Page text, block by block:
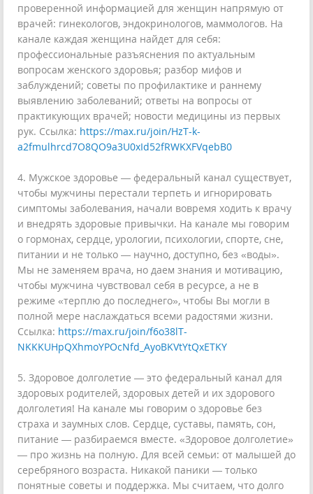
проверенной информацией для женщин напрямую от
врачей: гинекологов, эндокринологов, маммологов. На
канале каждая женщина найдет для себя:
профессиональные разъяснения по актуальным
вопросам женского здоровья; разбор мифов и
заблуждений; советы по профилактике и раннему
выявлению заболеваний; ответы на вопросы от
практикующих врачей; новости медицины из первых
рук. Ссылка: https://max.ru/join/HzT-k-
a2fmulhrcd7O8QO9a3U0xId52fRWKXFVqebB0
4. Мужское здоровье — федеральный канал существует,
чтобы мужчины перестали терпеть и игнорировать
симптомы заболевания, начали вовремя ходить к врачу
и внедрять здоровые привычки. На канале мы говорим
о гормонах, сердце, урологии, психологии, спорте, сне,
питании и не только — научно, доступно, без «воды».
Мы не заменяем врача, но даем знания и мотивацию,
чтобы мужчина чувствовал себя в ресурсе, а не в
режиме «терплю до последнего», чтобы Вы могли в
полной мере наслаждаться всеми радостями жизни.
Ссылка: https://max.ru/join/f6o38lT-
NKKKUHpQXhmoYPOcNfd_AyoBKVtYtQxETKY
5. Здоровое долголетие — это федеральный канал для
здоровых родителей, здоровых детей и их здорового
долголетия! На канале мы говорим о здоровье без
страха и заумных слов. Сердце, суставы, память, сон,
питание — разбираемся вместе. «Здоровое долголетие»
— про жизнь на полную. Для всей семьи: от малышей до
серебряного возраста. Никакой паники — только
понятные советы и поддержка. Мы считаем, что долго